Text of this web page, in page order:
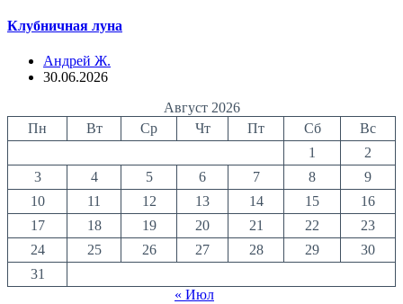
Клубничная луна
Андрей Ж.
30.06.2026
Август 2026
Пн
Вт Ср Чт Пт Сб
Вс
1
2
3
4 5 6 7 8
9
10
11 12 13 14 15
16
17
18 19 20 21 22
23
24
25 26 27 28 29
30
31
« Июл